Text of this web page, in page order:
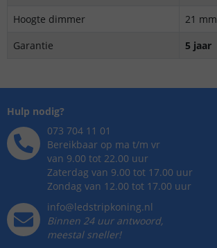
Hoogte dimmer
21 mm
Garantie
5 jaar
Hulp nodig?
073 704 11 01
Bereikbaar op ma t/m vr
van 9.00 tot 22.00 uur
Zaterdag van 9.00 tot 17.00 uur
Zondag van 12.00 tot 17.00 uur
info@ledstripkoning.nl
Binnen 24 uur antwoord,
meestal sneller!